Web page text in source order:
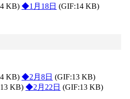
KB) ◆1月18日 (GIF:14 KB)
KB) ◆2月8日 (GIF:13 KB)
KB) ◆2月22日 (GIF:13 KB)